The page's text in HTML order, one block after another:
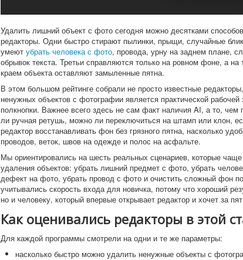
Удалить лишний объект с фото сегодня можно десятками
редакторы. Одни быстро стирают пылинки, прыщи, случайные
умеют убрать человека с фото, провода, урну на заднем плане,
обрывок текста. Третьи справляются только на ровном фоне, а
краем объекта оставляют замыленные пятна.
В этом большом рейтинге собрали не просто известные
ненужных объектов с фотографии является практической
полкнопки. Важнее всего здесь не сам факт наличия AI, а то,
ли ручная ретушь, можно ли переключиться на штамп или клон,
редактор восстанавливать фон без грязного пятна, насколько
проводов, веток, швов на одежде и полос на асфальте.
Мы ориентировались на шесть реальных сценариев, которые чаще
удаления объектов: убрать лишний предмет с фото, убрать
дефект на фото, убрать провод с фото и очистить сложный фон
учитывались скорость входа для новичка, потому что хороший
но и человеку, который впервые открывает редактор и хочет за
Как оценивались редакторы в этой
Для каждой программы смотрели на одни и те же параметры:
насколько быстро можно удалить ненужные объекты с